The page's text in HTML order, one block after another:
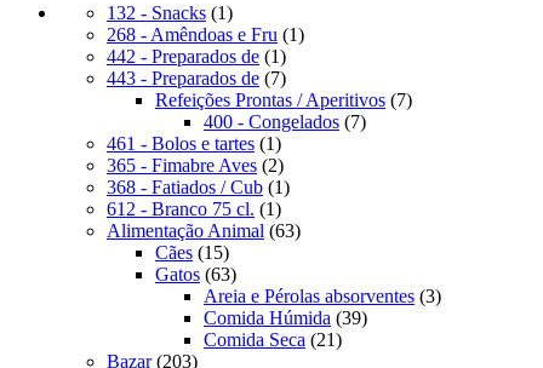
132 - Snacks 11
produto
268 - Amêndoas e Fru 11
442 - Preparados de 11
produto
443 - Preparados de 77
produtos
Refeições Prontas / Aperitivos 77
400 - Congelados 77
461 - Bolos e tartes 11
produto
365 - Fimabre Aves 22
produtos
368 - Fatiados / Cub 11
612 - Branco 75 cl. 11
produto
Alimentação Animal 6363
Cães 1515
produtos
Gatos 6363
produtos
Areia e Pérolas absorventes 33
Comida Húmida 3939
Comida Seca 2121
Bazar 203203